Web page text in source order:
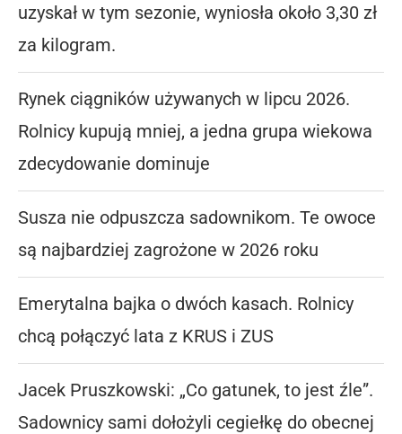
uzyskał w tym sezonie, wyniosła około 3,30 zł
za kilogram.
Rynek ciągników używanych w lipcu 2026.
Rolnicy kupują mniej, a jedna grupa wiekowa
zdecydowanie dominuje
Susza nie odpuszcza sadownikom. Te owoce
są najbardziej zagrożone w 2026 roku
Emerytalna bajka o dwóch kasach. Rolnicy
chcą połączyć lata z KRUS i ZUS
Jacek Pruszkowski: „Co gatunek, to jest źle”.
Sadownicy sami dołożyli cegiełkę do obecnej